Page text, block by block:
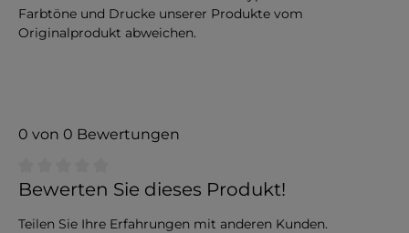
Farbtöne und Drucke unserer Produkte vom
Originalprodukt abweichen.
0 von 0 Bewertungen
Durchschnittliche Bewertung von 0 von 5 Sternen
Bewerten Sie dieses Produkt!
Teilen Sie Ihre Erfahrungen mit anderen Kunden.